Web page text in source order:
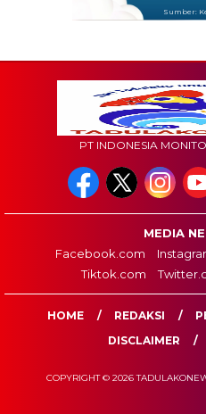
Sumber:
PT INDONESIA
MEDIA
Facebook.com
Tiktok.com
HOME REDAKSI
DISCLAIMER
COPYRIGHT © 2026